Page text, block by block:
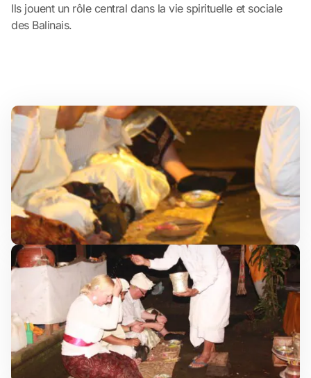
Ils jouent un rôle central dans la vie spirituelle et sociale
des Balinais.